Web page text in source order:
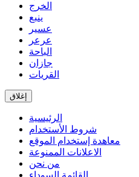
الخرج
ينبع
عسير
عرعر
الباحة
جازان
القريات
إغلاق
الرئيسية
شروط الأستخدام
معاهدة إستخدام الموقع
الاعلانات الممنوعة
من نحن
القائمة السوداء